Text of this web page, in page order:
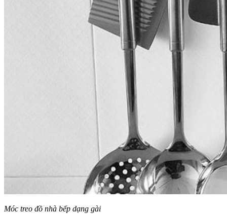
Móc treo đồ nhà bếp dạng gài